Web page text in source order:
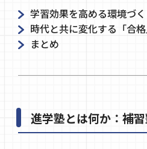
学習効果を高める環境づ
時代と共に変化する「合
まとめ
進学塾とは何か：補